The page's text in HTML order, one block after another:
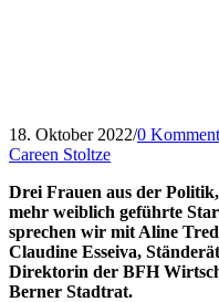
18. Oktober 2022/0
Careen Stoltze
Drei Frauen aus der Politik,
mehr weiblich geführte
sprechen wir mit Aline
Claudine Esseiva,
Direktorin der BFH
Berner Stadtrat.